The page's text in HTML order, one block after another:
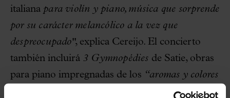
italiana para violín y piano, música que sorprende
por su carácter melancólico a la vez que
despreocupado", explica Cereijo. El concierto
también incluirá 3 Gymnopédies de Satie, obras
para piano impregnadas de los “aromas y colores
, característicos de la música del